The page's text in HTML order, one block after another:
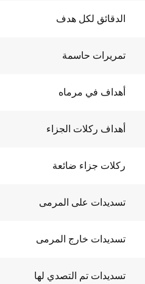
الدقائق لكل هدف
تمريرات حاسمة
أهداف في مرماه
أهداف ركلات الجزاء
ركلات جزاء ضائعة
تسديدات على المرمى
تسديدات خارج المرمى
تسديدات تم التصدي لها